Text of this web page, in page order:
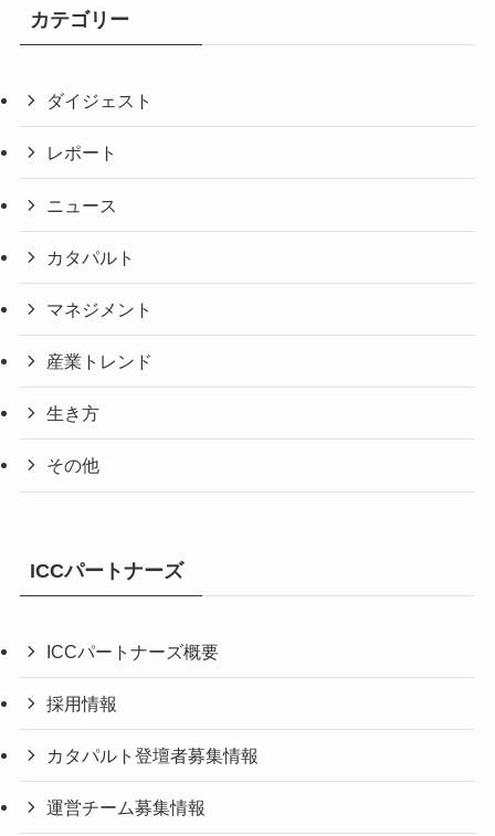
カテゴリー
ダイジェスト
レポート
ニュース
カタパルト
マネジメント
産業トレンド
生き方
その他
ICCパートナーズ
ICCパートナーズ概要
採用情報
カタパルト登壇者募集情報
運営チーム募集情報